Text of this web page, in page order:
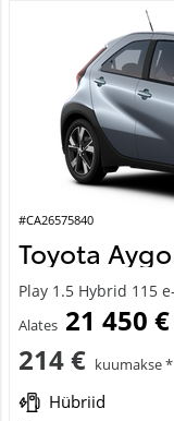
#CA26575840
Toyota
Play 1.5 Hybrid 115
Alates 21 450 €
214 € kuumakse *
Hübriid